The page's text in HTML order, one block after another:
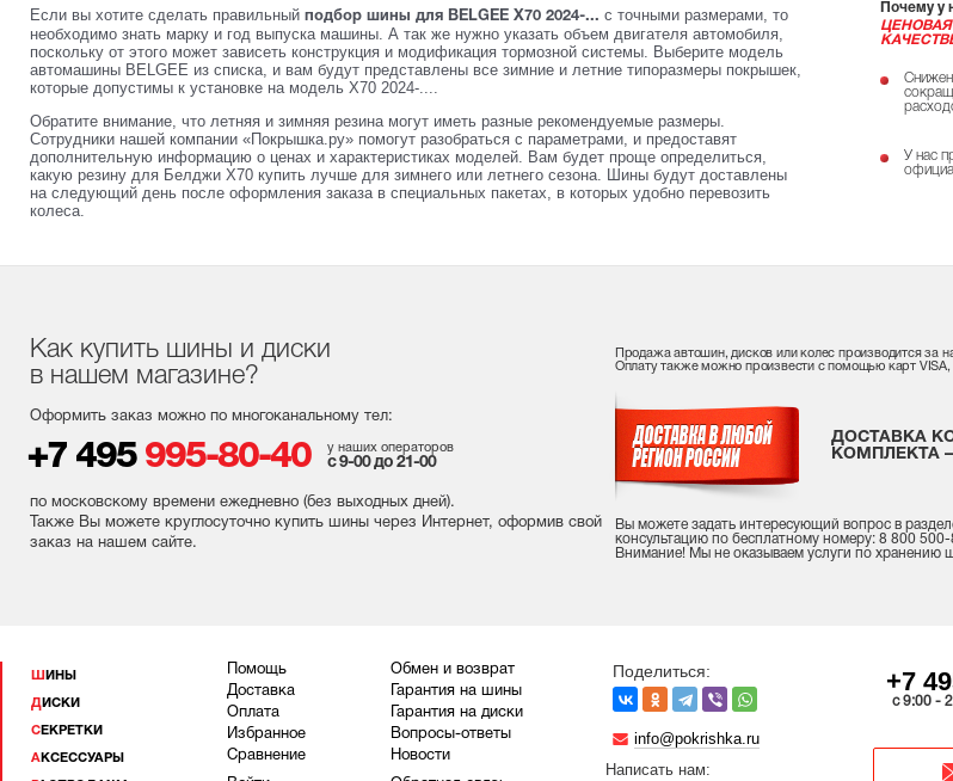
Если вы хотите сделать правильный подбор шины для BELGEE X70 2024-... с точными размерами, то
необходимо знать марку и год выпуска машины. А так же нужно указать объем двигателя автомобиля,
поскольку от этого может зависеть конструкция и модификация тормозной системы. Выберите модель
автомашины BELGEE из списка, и вам будут представлены все зимние и летние типоразмеры покрышек,
которые допустимы к установке на модель X70 2024-....
Обратите внимание, что летняя и зимняя резина могут иметь разные рекомендуемые размеры.
Сотрудники нашей компании «Покрышка.ру» помогут разобраться с параметрами, и предоставят
дополнительную информацию о ценах и характеристиках моделей. Вам будет проще определиться,
какую резину для Белджи X70 купить лучше для зимнего или летнего сезона. Шины будут доставлены
на следующий день после оформления заказа в специальных пакетах, в которых удобно перевозить
колеса.
Почему у
У нас
Как купить шины и диски
в нашем магазине?
Оформить заказ можно по многоканальному тел:
+7 495 995-80-40 у наших операторов
с 9-00 до 21-00
по московскому времени ежедневно (без выходных дней).
Также Вы можете круглосуточно купить шины через Интернет, оформив свой
заказ на нашем сайте.
Продажа автошин, дисков или колес производится за
Оплату также можно произвести с помощью карт
ДОСТАВКА
КОМПЛЕКТА
Вы можете задать интересующий вопрос в
консультацию по бесплатному номеру: 8 800
Внимание! Мы не оказываем услуги по хранению
ШИНЫ
ДИСКИ
СЕКРЕТКИ
АКСЕССУАРЫ
Помощь
Доставка
Оплата
Избранное
Сравнение
Обмен и возврат
Гарантия на шины
Гарантия на диски
Вопросы-ответы
Новости
Поделиться:
info@pokrishka.ru
Написать нам:
+7
c 9:00 -